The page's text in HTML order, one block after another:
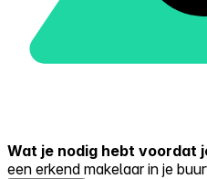
Wat je nodig hebt voordat
een erkend makelaar in je